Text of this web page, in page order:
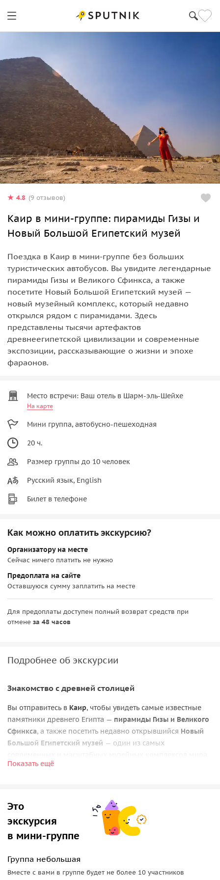
4.8 (9 отзывов)
Каир в мини-группе: пирамиды Гизы и
Новый Большой Египетский музей
Поездка в Каир в мини-группе без больших
туристических автобусов. Вы увидите легендарные
пирамиды Гизы и Великого Сфинкса, а также
посетите Новый Большой Египетский музей —
новый музейный комплекс, который недавно
открылся рядом с пирамидами. Здесь
представлены тысячи артефактов
древнеегипетской цивилизации и современные
экспозиции, рассказывающие о жизни и эпохе
фараонов.
Место встречи: Ваш отель в Шарм-эль-Шейхе
На карте
Мини группа, автобусно-пешеходная
20 ч.
Размер группы до 10 человек
Русский язык, English
Билет в телефоне
Как можно оплатить экскурсию?
Организатору на месте
Сейчас ничего платить не нужно
Предоплата на сайте
Оставшуюся сумму заплатить на месте
Для предоплаты доступен полный возврат средств при
отмене за 48 часов
Подробнее об экскурсии
Знакомство с древней столицей
Вы отправитесь в Каир, чтобы увидеть самые известные
памятники древнего Египта — пирамиды Гизы и Великого
Сфинкса, а также посетить недавно открывшийся Новый
Большой Египетский музей — один из самых
количество участников позволяет легче передвигаться по
маршруту, быстрее делать остановки и проводить больше
времени у главных достопримечательностей.
Вас ждёт знакомство сНовым Большим Египетским
Показать ещё
Это
экскурсия
в мини-группе
Группа небольшая
Вместе с вами в группе будет не более 10 участников